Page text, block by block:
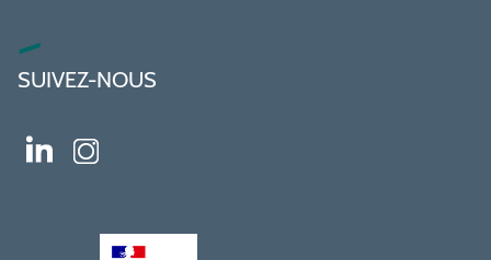
SUIVEZ-NOUS